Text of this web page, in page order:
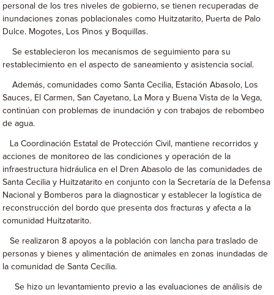
personal de los tres niveles de gobierno, se tienen recuperadas de
inundaciones zonas poblacionales como Huitzatarito, Puerta de Palo
Dulce. Mogotes, Los Pinos y Boquillas.
Se establecieron los mecanismos de seguimiento para su
restablecimiento en el aspecto de saneamiento y asistencia social.
Además, comunidades como Santa Cecilia, Estación Abasolo, Los
Sauces, El Carmen, San Cayetano, La Mora y Buena Vista de la Vega,
continúan con problemas de inundación y con trabajos de rebombeo
de agua.
La Coordinación Estatal de Protección Civil, mantiene recorridos y
acciones de monitoreo de las condiciones y operación de la
infraestructura hidráulica en el Dren Abasolo de las comunidades de
Santa Cecilia y Huitzatarito en conjunto con la Secretaría de la Defensa
Nacional y Bomberos para la diagnosticar y establecer la logística de
reconstrucción del bordo que presenta dos fracturas y afecta a la
comunidad Huitzatarito.
Se realizaron 8 apoyos a la población con lancha para traslado de
personas y bienes y alimentación de animales en zonas inundadas de
la comunidad de Santa Cecilia.
Se hizo un levantamiento previo a las evaluaciones de análisis de